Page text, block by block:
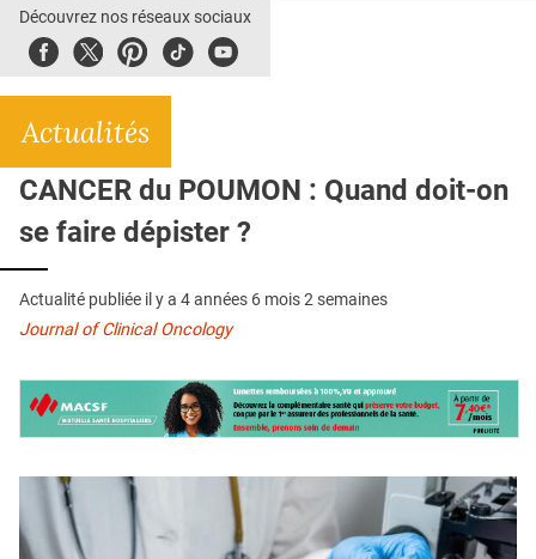
E-REVUE SAD
L'APP
QUI SOMMES-NOUS ?
PUBLICITÉ
CONDITIONS GÉNÉRALES
CONTACT
Découvrez nos réseaux sociaux
FacebookTwitterPinterest
TiktokYoubute
Actualités
CANCER du POUMON : Quand doit-on
se faire dépister ?
Actualité publiée il y a 4 années 6 mois 2 semaines
Journal of Clinical Oncology